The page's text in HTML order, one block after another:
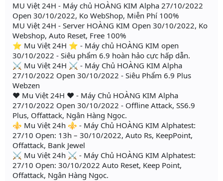
MU Việt 24H - Máy chủ HOÀNG KIM Alpha 27/10/2022
Open 30/10/2022, Ko WebShop, Miễn Phí 100%
MU Việt 24H - Server HOÀNG KIM Open 30/10/2022, Ko
Webshop, Auto Reset, Free 100%
⭐️ Mu Việt 24H ⭐️ - Máy chủ HOÀNG KIM open
30/10/2022 - Siêu phẩm 6.9 hoàn hảo cực hấp dẫn.
⚔️ Mu Việt 24H ⚔️ - Máy Chủ HOÀNG KIM Alpha
27/10/2022 Open 30/10/2022 - Siêu Phẩm 6.9 Plus
Webzen
❤️ Mu Việt 24H ❤️ - Máy Chủ HOÀNG KIM Alpha
27/10/2022 Open 30/10/2022 - Offline Attack, SS6.9
Plus, Offattack, Ngân Hàng Ngọc.
⚜️ Mu Việt 24h ⚜️ - Máy Chủ HOÀNG KIM Alphatest:
27/10 Open: 13h – 30/10/2022, Auto Rs, KeepPoint,
Offattack, Bank Jewel
⚔️ Mu Việt 24h ⚔️ - Máy Chủ HOÀNG KIM Alphatest:
27/10 Open: 30/10/2022 Auto Reset, Keep Point,
Offattack, Ngân Hàng Ngọc.